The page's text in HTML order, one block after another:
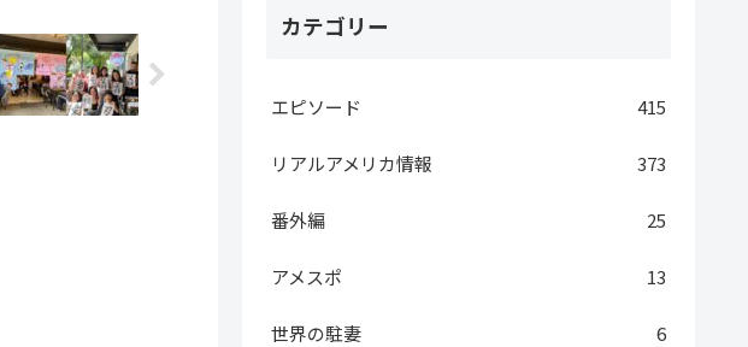
カテゴリー
エピソード 415
リアルアメリカ情報 373
番外編 25
アメスポ 13
世界の駐妻 6